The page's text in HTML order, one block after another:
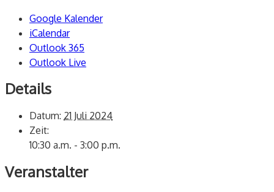
Google Kalender
iCalendar
Outlook 365
Outlook Live
Details
Datum: 21 Juli 2024
Zeit:
10:30 a.m. - 3:00 p.m.
Veranstalter